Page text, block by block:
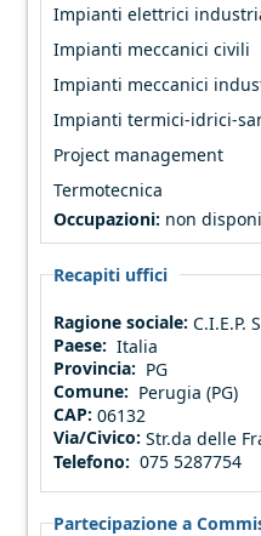
Impianti elettrici
Impianti meccanici civili
Impianti meccanici
Impianti termici-idrici-
Project management
Termotecnica
Occupazioni: non
Recapiti uffici
Ragione sociale:C.I.E.P.
Paese: Italia
Provincia: PG
Comune: Perugia (PG)
CAP:06132
Via/Civico:Str.da delle
Telefono: 075 5287754
Partecipazione a